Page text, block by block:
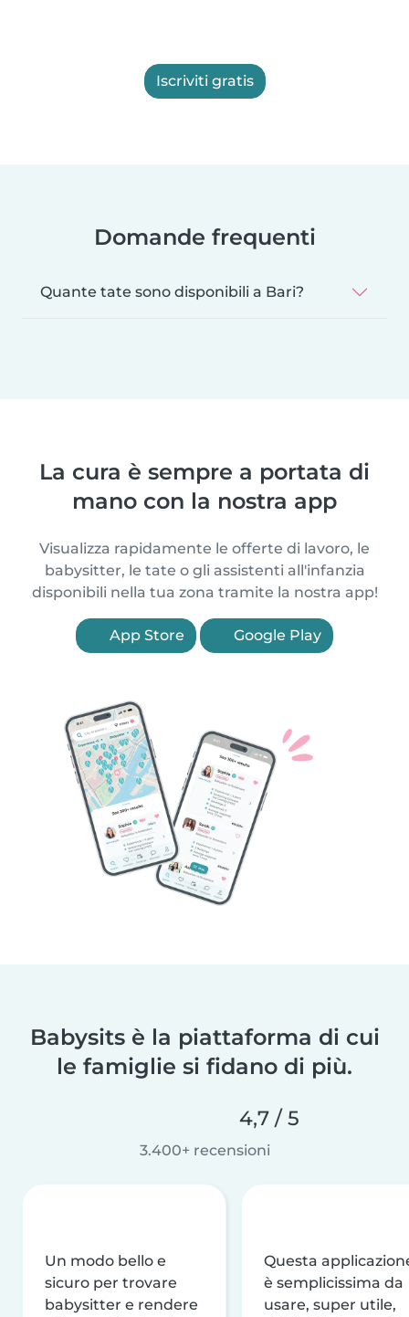
Iscriviti gratis
Domande frequenti
Quante tate sono disponibili a Bari?
La cura è sempre a portata di
mano con la nostra app
Visualizza rapidamente le offerte di lavoro, le
babysitter, le tate o gli assistenti all'infanzia
disponibili nella tua zona tramite la nostra app!
App Store Google Play
Babysits è la piattaforma di cui
le famiglie si fidano di più.
4,7 / 5
3.400+ recensioni
Un modo bello e
sicuro per trovare
babysitter e rendere
Questa
è semplicissima da
usare, super utile,